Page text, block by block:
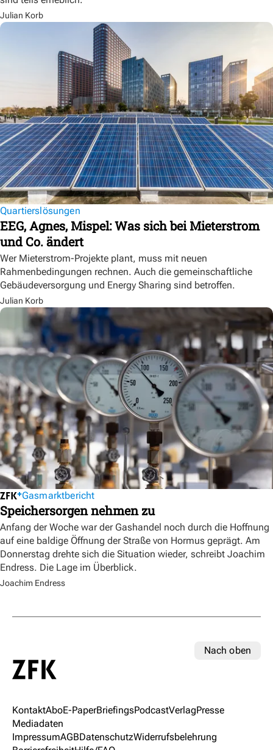
Julian Korb
Quartierslösungen
EEG, Agnes, Mispel: Was sich bei Mieterstrom
und Co. ändert
Wer Mieterstrom-Projekte plant, muss mit neuen
Rahmenbedingungen rechnen. Auch die gemeinschaftliche
Gebäudeversorgung und Energy Sharing sind betroffen.
Julian Korb
Gasmarktbericht
Speichersorgen nehmen zu
Anfang der Woche war der Gashandel noch durch die Hoffnung
auf eine baldige Öffnung der Straße von Hormus geprägt. Am
Donnerstag drehte sich die Situation wieder, schreibt Joachim
Endress. Die Lage im Überblick.
Joachim Endress
Nach oben
KontaktAboE-PaperBriefingsPodcastVerlagPresse
Mediadaten
ImpressumAGBDatenschutzWiderrufsbelehrung